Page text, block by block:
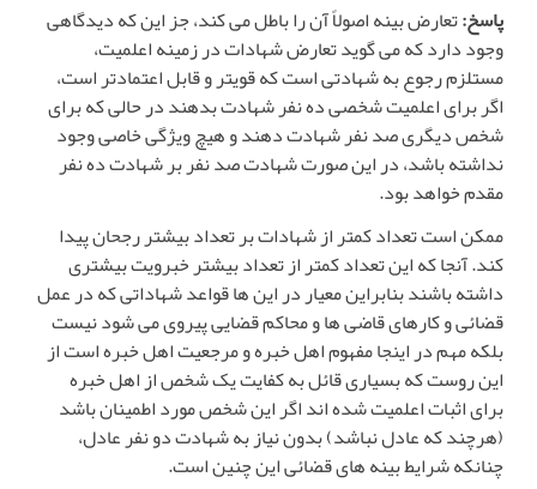
پاسخ:تعارض بینه اصولاً آن را باطل می کند، جز این که دیدگاهی
وجود دارد که می گوید تعارض شهادات در زمینه اعلمیت،
مستلزم رجوع به شهادتی است که قویتر و قابل اعتمادتر است،
اگر برای اعلمیت شخصی ده نفر شهادت بدهند در حالی که برای
شخص دیگری صد نفر شهادت دهند و هیچ ویژگی خاصی وجود
نداشته باشد، در این صورت شهادت صد نفر بر شهادت ده نفر
مقدم خواهد بود.
ممکن است تعداد کمتر از شهادات بر تعداد بیشتر رجحان پیدا
کند. آنجا که این تعداد کمتر از تعداد بیشتر خبرویت بیشتری
داشته باشند بنابراین معیار در این ها قواعد شهاداتی که در عمل
قضائی و کارهای قاضی ها و محاکم قضایی پیروی می شود نیست
بلکه مهم در اینجا مفهوم اهل خبره و مرجعیت اهل خبره است از
این روست که بسیاری قائل به کفایت یک شخص از اهل خبره
برای اثبات اعلمیت شده اند اگر این شخص مورد اطمینان باشد
(هرچند که عادل نباشد) بدون نیاز به شهادت دو نفر عادل،
چنانکه شرایط بینه های قضائی این چنین است.